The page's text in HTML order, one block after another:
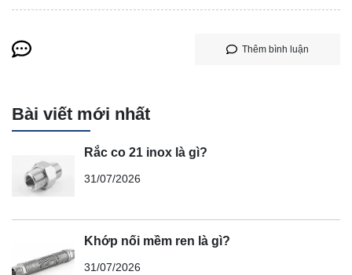
Thêm bình luận
Bài viết mới nhất
Rắc co 21 inox là gì?
31/07/2026
Khớp nối mềm ren là gì?
31/07/2026